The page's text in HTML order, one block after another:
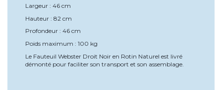
Largeur : 46 cm
Hauteur : 82 cm
Profondeur : 46 cm
Poids maximum : 100 kg
Le Fauteuil Webster Droit Noir en Rotin Naturel est livré
démonté pour faciliter son transport et son assemblage.